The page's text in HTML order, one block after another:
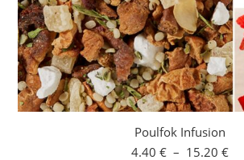
Poulfok Infusion
4.40 € – 15.20 €